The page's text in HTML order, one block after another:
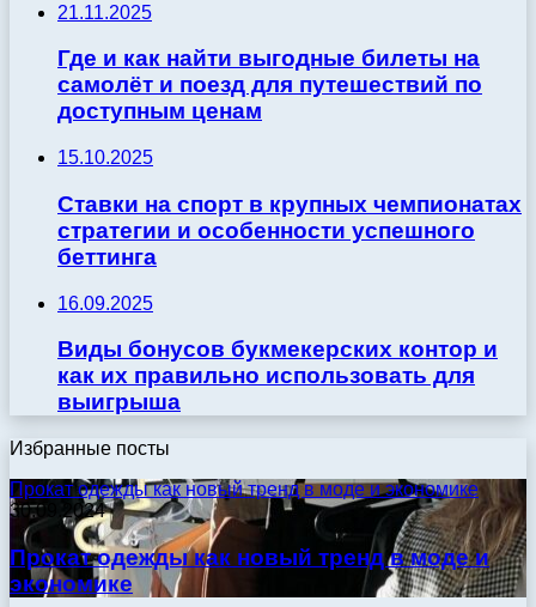
21.11.2025
Где и как найти выгодные билеты на
самолёт и поезд для путешествий по
доступным ценам
15.10.2025
Ставки на спорт в крупных чемпионатах
стратегии и особенности успешного
беттинга
16.09.2025
Виды бонусов букмекерских контор и
как их правильно использовать для
выигрыша
Избранные посты
Прокат одежды как новый тренд в моде и экономике
30.09.2024
Прокат одежды как новый тренд в моде и
экономике